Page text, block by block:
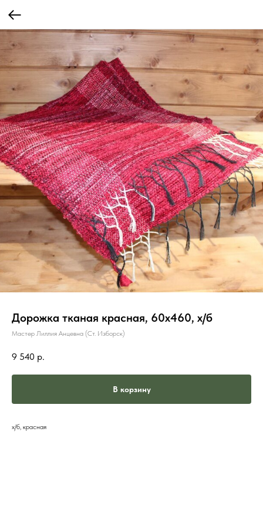
Дорожка тканая красная, 60х460, х/б
Мастер Лиллия Анцевна (Ст. Изборск)
9 540 р.
В корзину
х/б, красная